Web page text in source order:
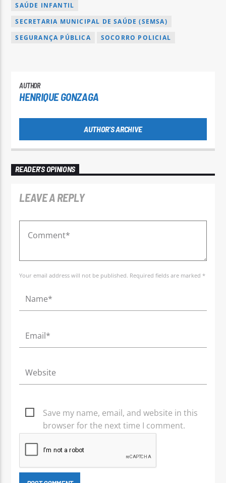
SAÚDE INFANTIL
SECRETARIA MUNICIPAL DE SAÚDE (SEMSA)
SEGURANÇA PÚBLICA
SOCORRO POLICIAL
AUTHOR
HENRIQUE GONZAGA
AUTHOR'S ARCHIVE
READER'S OPINIONS
LEAVE A REPLY
Your email address will not be published. Required fields are marked *
Save my name, email, and website in this
browser for the next time I comment.